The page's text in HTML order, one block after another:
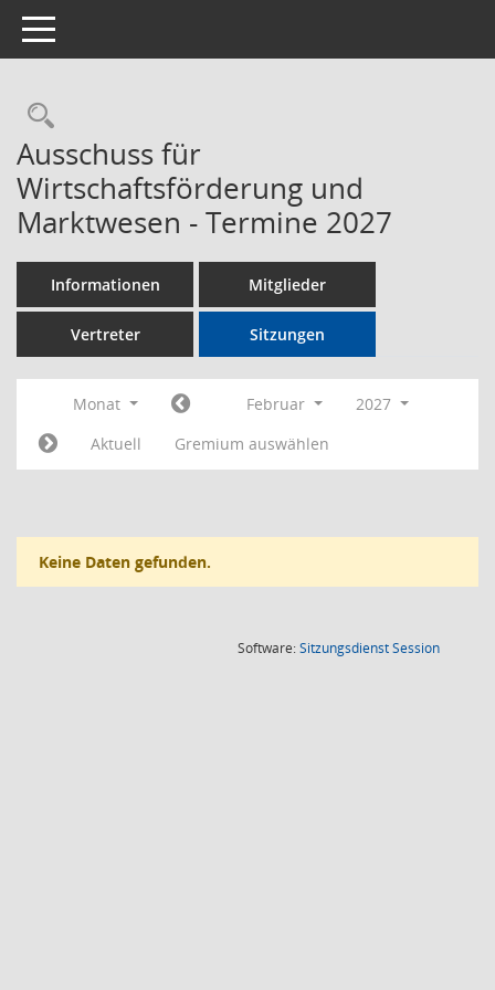
Toggle navigation
Rechercheauswahl
Ausschuss für
Wirtschaftsförderung und
Marktwesen - Termine 2027
Informationen Mitglieder
Vertreter Sitzungen
Monat Februar
2027
Aktuell
Gremium auswählen
Keine Daten gefunden.
Software:SitzungsdienstSession(Wird in